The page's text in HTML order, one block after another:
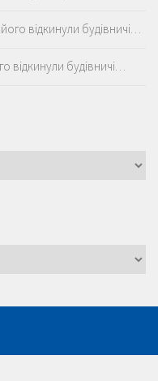
відкинули будівничі…
відкинули будівничі…